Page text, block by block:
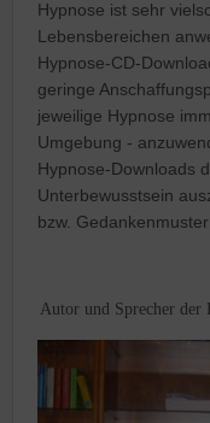
Hypnose ist sehr
Lebensbereichen
Hypnose-CD-
geringe
jeweilige Hypnose
Umgebung -
Hypnose-Downloads
Unterbewusstsein
bzw.
Autor und Sprecher der